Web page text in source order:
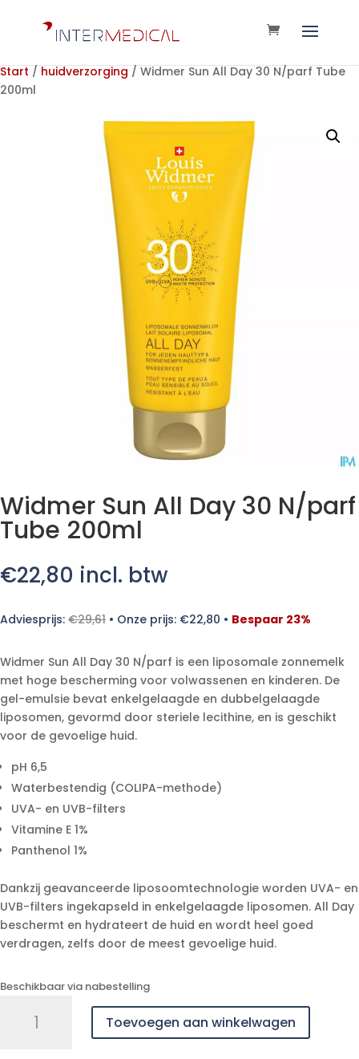
Start / huidverzorging / Widmer Sun All Day 30 N/parf Tube
200ml
Widmer Sun All Day 30 N/parf
Tube 200ml
€22,80 incl. btw
Adviesprijs: €29,61 • Onze prijs: €22,80 • Bespaar 23%
Widmer Sun All Day 30 N/parf is een liposomale zonnemelk
met hoge bescherming voor volwassenen en kinderen. De
gel-emulsie bevat enkelgelaagde en dubbelgelaagde
liposomen, gevormd door steriele lecithine, en is geschikt
voor de gevoelige huid.
pH 6,5
Waterbestendig (COLIPA-methode)
UVA- en UVB-filters
Vitamine E 1%
Panthenol 1%
Dankzij geavanceerde liposoomtechnologie worden UVA- en
UVB-filters ingekapseld in enkelgelaagde liposomen. All Day
beschermt en hydrateert de huid en wordt heel goed
verdragen, zelfs door de meest gevoelige huid.
Beschikbaar via nabestelling
Toevoegen aan winkelwagen